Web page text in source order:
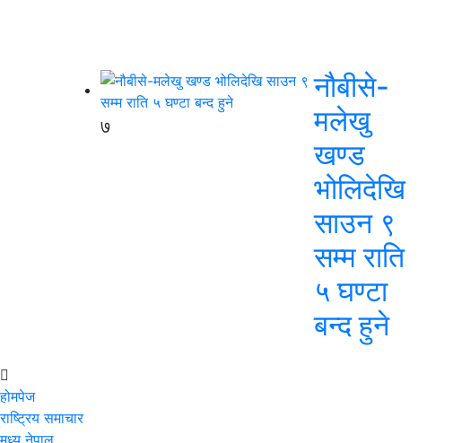
७
नौबीसे-
मलेखु
खण्ड
भोलिदेखि
साउन ९
सम्म राति
५ घण्टा
बन्द हुने
होमपेज
राष्ट्रिय समाचार
मध्य नेपाल